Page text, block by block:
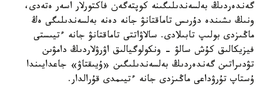
گەندەردىڭ بەلسەندىلىگىنە كوپتەگەن فاكتورلار اسەر ەتەدى،
ونىڭ ىشىندە دۇرىس تاماقتانۋ جانە دەنە بەلسەندىلىگى ەڭ
ماڭىزدى بولىپ تابىلادى. سالاۋاتتى تاماقتانۋ جانە ءتيىستى
فيزيكالىق كۇش سالۋ - ونكولوگيالىق اۋرۋلاردىڭ دامۋىن
تۋدىراتىن گەندەردىڭ بەلسەندىلىگىن «ۇيىقتاۋ» جاعدايىندا
ۇستاپ تۇرۋداعى ماڭىزدى جانە ءتيىمدى قۇرالدار.